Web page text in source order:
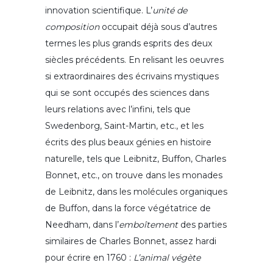
innovation scientifique. L’unité de
compositionoccupait déjà sous d’autres
termes les plus grands esprits des deux
siècles précédents. En relisant les oeuvres
si extraordinaires des écrivains mystiques
qui se sont occupés des sciences dans
leurs relations avec l’infini, tels que
Swedenborg, Saint-Martin, etc., et les
écrits des plus beaux génies en histoire
naturelle, tels que Leibnitz, Buffon, Charles
Bonnet, etc., on trouve dans les monades
de Leibnitz, dans les molécules organiques
de Buffon, dans la force végétatrice de
Needham, dans l’emboîtementdes parties
similaires de Charles Bonnet, assez hardi
pour écrire en 1760 : L’animal végète